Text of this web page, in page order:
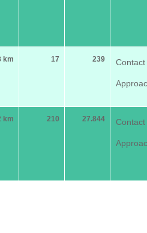
km 17 239 Contact
km 210 27.844 Contact